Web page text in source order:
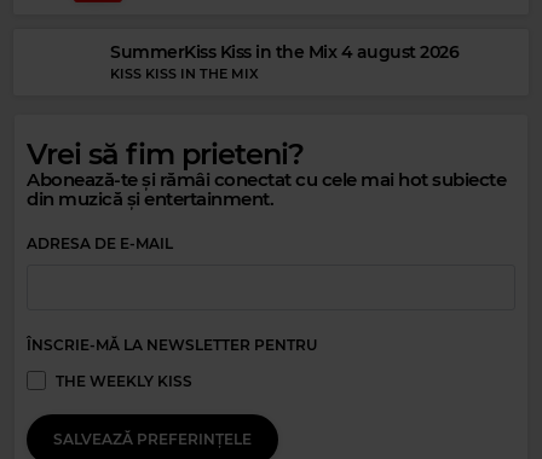
PETER CETERA–GLORY OF LOVE
SummerKiss Kiss in the Mix 4 august 2026
KISS KISS IN THE MIX
Vrei să fim prieteni?
Abonează-te și rămâi conectat cu cele mai hot subiecte
din muzică și entertainment.
ADRESA DE E-MAIL
ÎNSCRIE-MĂ LA NEWSLETTER PENTRU
THE WEEKLY KISS
SALVEAZĂ PREFERINȚELE